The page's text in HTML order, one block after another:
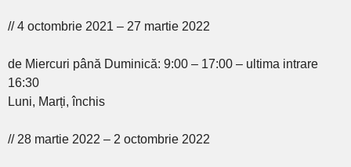
// 4 octombrie 2021 – 27 martie 2022
de Miercuri până Duminică: 9:00 – 17:00 – ultima intrare
16:30
Luni, Marți, închis
// 28 martie 2022 – 2 octombrie 2022